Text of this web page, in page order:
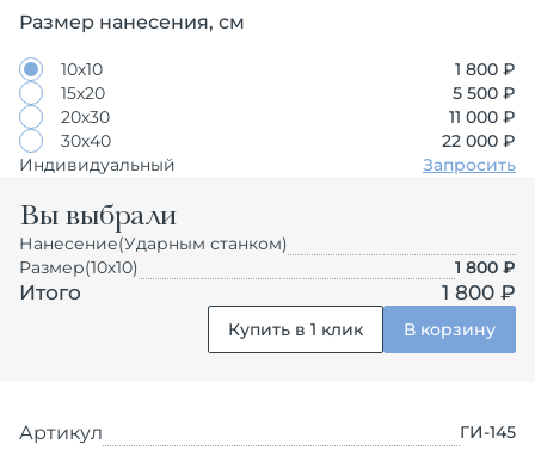
Размер нанесения, см
10х10
1 800 ₽
15х20
5 500 ₽
20х30
11 000 ₽
30х40
22 000 ₽
Индивидуальный
Запросить
Вы выбрали
Нанесение(Ударным станком)
Размер(10х10) 1 800 ₽
Итого 1 800 ₽
Купить в 1 клик В корзину
Артикул ГИ-145